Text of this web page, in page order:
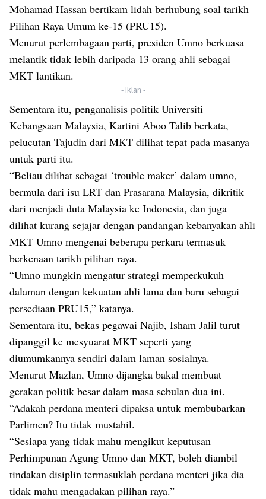
Mohamad Hassan bertikam lidah berhubung soal tarikh
Pilihan Raya Umum ke-15 (PRU15).
Menurut perlembagaan parti, presiden Umno berkuasa
melantik tidak lebih daripada 13 orang ahli sebagai
MKT lantikan.
- Iklan -
Sementara itu, penganalisis politik Universiti
Kebangsaan Malaysia, Kartini Aboo Talib berkata,
pelucutan Tajudin dari MKT dilihat tepat pada masanya
untuk parti itu.
“Beliau dilihat sebagai ‘trouble maker’ dalam umno,
bermula dari isu LRT dan Prasarana Malaysia, dikritik
dari menjadi duta Malaysia ke Indonesia, dan juga
dilihat kurang sejajar dengan pandangan kebanyakan ahli
MKT Umno mengenai beberapa perkara termasuk
berkenaan tarikh pilihan raya.
“Umno mungkin mengatur strategi memperkukuh
dalaman dengan kekuatan ahli lama dan baru sebagai
persediaan PRU15,” katanya.
Sementara itu, bekas pegawai Najib, Isham Jalil turut
dipanggil ke mesyuarat MKT seperti yang
diumumkannya sendiri dalam laman sosialnya.
Menurut Mazlan, Umno dijangka bakal membuat
gerakan politik besar dalam masa sebulan dua ini.
“Adakah perdana menteri dipaksa untuk membubarkan
Parlimen? Itu tidak mustahil.
“Sesiapa yang tidak mahu mengikut keputusan
Perhimpunan Agung Umno dan MKT, boleh diambil
tindakan disiplin termasuklah perdana menteri jika dia
tidak mahu mengadakan pilihan raya.”